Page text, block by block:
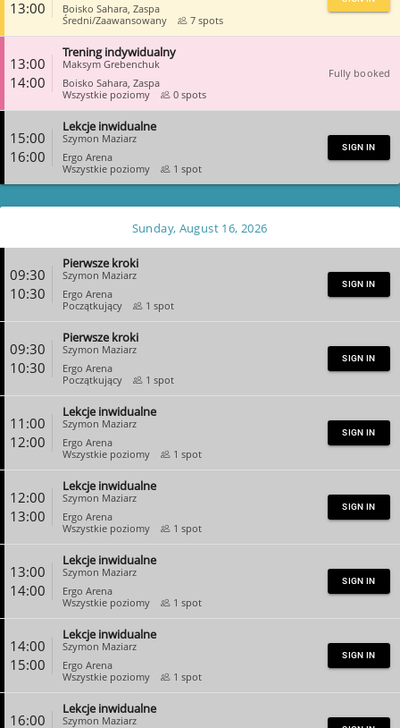
13:00
Boisko Sahara, Zaspa
Średni/Zaawansowany
7 spots
13:00
14:00
Trening indywidualny
Maksym Grebenchuk
Boisko Sahara, Zaspa
Wszystkie poziomy
0 spots
Fully booked
15:00
16:00
Lekcje inwidualne
Szymon Maziarz
Ergo Arena
Wszystkie poziomy
1 spot
SIGN IN
CLOSE
Sunday, August 16, 2026
09:30
10:30
Pierwsze kroki
Szymon Maziarz
Ergo Arena
Początkujący
1 spot
SIGN IN
09:30
10:30
Pierwsze kroki
Szymon Maziarz
Ergo Arena
Początkujący
1 spot
SIGN IN
11:00
12:00
Lekcje inwidualne
Szymon Maziarz
Ergo Arena
Wszystkie poziomy
1 spot
SIGN IN
12:00
13:00
Lekcje inwidualne
Szymon Maziarz
Ergo Arena
Wszystkie poziomy
1 spot
SIGN IN
13:00
14:00
Lekcje inwidualne
Szymon Maziarz
Ergo Arena
Wszystkie poziomy
1 spot
SIGN IN
14:00
15:00
Lekcje inwidualne
Szymon Maziarz
Ergo Arena
Wszystkie poziomy
1 spot
SIGN IN
16:00
Lekcje inwidualne
Szymon Maziarz